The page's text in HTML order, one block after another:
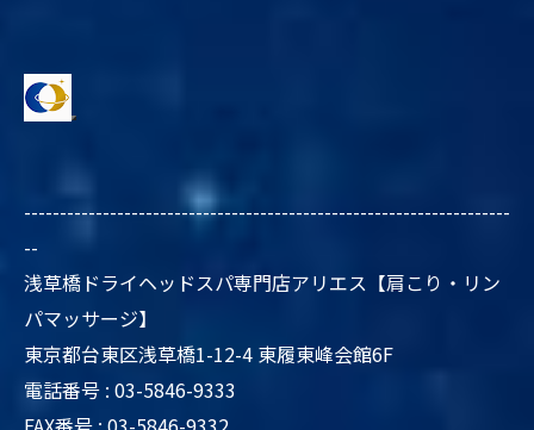
--------------------------------------------------------------------
--
浅草橋ドライヘッドスパ専門店アリエス【肩こり・リン
パマッサージ】
東京都台東区浅草橋1-12-4 東履東峰会館6F
電話番号 : 03-5846-9333